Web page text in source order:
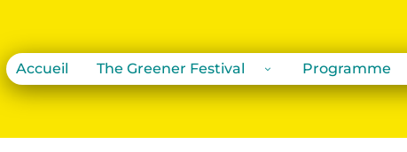
Accueil The Greener Festival Programme